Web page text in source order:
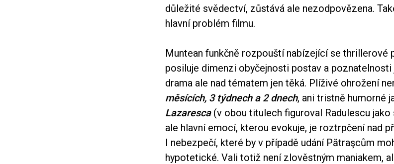
důležité svědectví, zůstává ale nezodpovězena.
hlavní problém filmu.
Muntean funkčně rozpouští nabízející se thrillerové
posiluje dimenzi obyčejnosti postav a poznatelnosti
drama ale nad tématem jen těká. Plíživé ohrožení
měsících, 3 týdnech a 2 dnech, ani tristně humorné
Lazaresca(v obou titulech figuroval Radulescu jako
ale hlavní emocí, kterou evokuje, je roztrpčení nad
I nebezpečí, které by v případě udání Pătraşcům
hypotetické. Vali totiž není zlověstným maniakem,